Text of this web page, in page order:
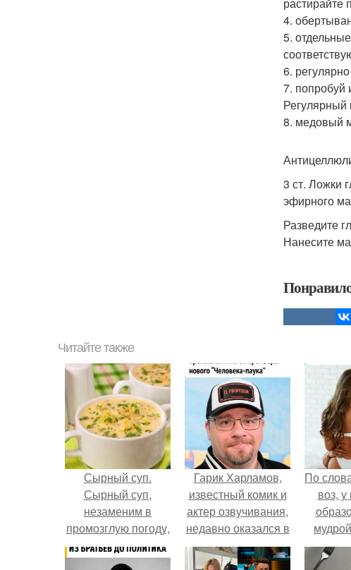
4.
5.
6.
7. попробуй
Регулярный
8. медовый
3 ст. Ложки
эфирного
Разведите
Нанесите
Читайте также
Сырный суп.
Сырный суп,
незаменим в
промозглую погоду,
отведав его на
душе становится
Гарик Харламов,
известный комик и
актер озвучивания,
недавно оказался в
центре внимания
из-за своей работы
По
воз,